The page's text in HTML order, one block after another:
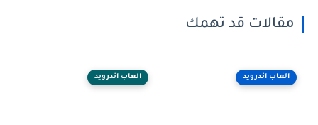
مقالات قد تهمك
العاب اندرويد العاب اندرويد